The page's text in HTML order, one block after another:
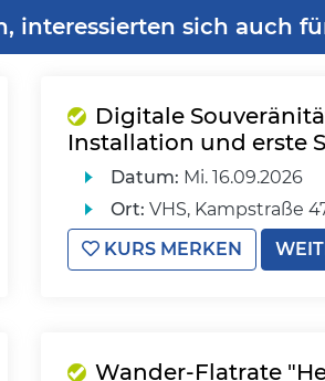
interessierten sich auch
Digitale
Installation und erste
Datum: Mi. 16.09.2026
Ort: VHS, Kampstraße
KURS MERKEN
Wander-Flatrate